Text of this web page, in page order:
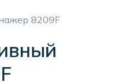
8209F